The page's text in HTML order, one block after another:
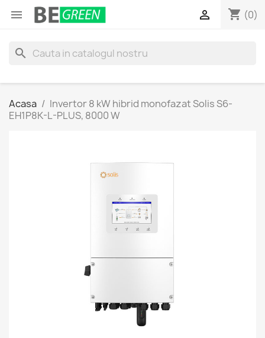
 shopping_cart (0)

search
Acasa
Invertor 8 kW hibrid monofazat Solis S6-
EH1P8K-L-PLUS, 8000 W